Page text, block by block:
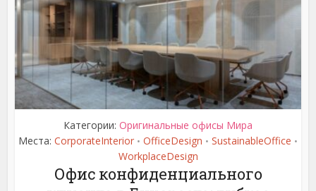
Категории: Оригинальные офисы Мира
Места: CorporateInterior • OfficeDesign • SustainableOffice •
WorkplaceDesign
Офис конфиденциального